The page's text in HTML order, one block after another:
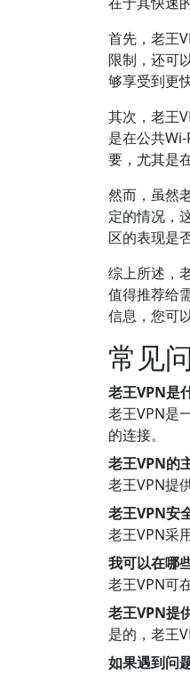
首先，老王
限制，还可
够享受到更
其次，老王
是在公共
要，尤其是
然而，虽然
定的情况，
区的表现是
综上所述，
值得推荐给
信息，您可
常见
老王VPN是
老王VPN是
的连接。
老王VPN的
老王VPN提
老王VPN安
老王VPN采
我可以在哪
老王VPN可
老王VPN提
是的，老王
如果遇到问